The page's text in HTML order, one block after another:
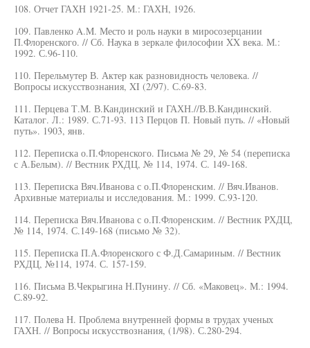
108. Отчет ГАХН 1921-25. М.: ГАХН, 1926.
109. Павленко A.M. Место и роль науки в миросозерцании
П.Флоренского. // Сб. Наука в зеркале философии XX века. М.:
1992. С.96-110.
110. Перельмутер В. Актер как разновидность человека. //
Вопросы искусствознания, XI (2/97). С.69-83.
111. Перцева Т.М. В.Кандинский и ГАХН.//В.В.Кандинский.
Каталог. Л.: 1989. С.71-93. 113 Перцов П. Новый путь. // «Новый
путь». 1903, янв.
112. Переписка о.П.Флоренского. Письма № 29, № 54 (переписка
с А.Белым). // Вестник РХДЦ, № 114, 1974. С. 149-168.
113. Переписка Вяч.Иванова с о.П.Флоренским. // Вяч.Иванов.
Архивные материалы и исследования. М.: 1999. С.93-120.
114. Переписка Вяч.Иванова с о.П.Флоренским. // Вестник РХДЦ,
№ 114, 1974. С.149-168 (письмо № 32).
115. Переписка П.А.Флоренского с Ф.Д.Самариным. // Вестник
РХДЦ, №114, 1974. С. 157-159.
116. Письма В.Чекрыгина Н.Пунину. // Сб. «Маковец». М.: 1994.
С.89-92.
117. Полева Н. Проблема внутренней формы в трудах ученых
ГАХН. // Вопросы искусствознания, (1/98). С.280-294.